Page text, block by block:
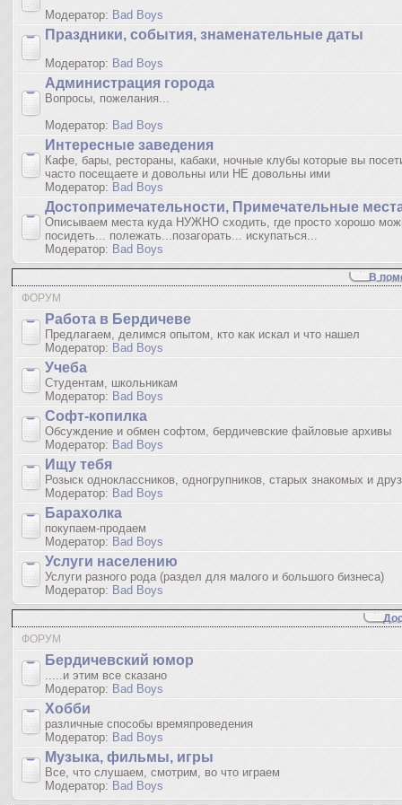
Модератор: Bad Boys
Праздники, события, знаменательные даты
Модератор: Bad Boys
Администрация города
Вопросы, пожелания...
Модератор: Bad Boys
Интересные заведения
Кафе, бары, рестораны, кабаки, ночные клубы которые вы
часто посещаете и довольны или НЕ довольны ими
Модератор: Bad Boys
Достопримечательности, Примечательные
Описываем места куда НУЖНО сходить, где просто хорошо
посидеть... полежать...позагорать... искупаться...
Модератор: Bad Boys
В
ФОРУМ
Работа в Бердичеве
Предлагаем, делимся опытом, кто как искал и что нашел
Модератор: Bad Boys
Учеба
Студентам, школьникам
Модератор: Bad Boys
Софт-копилка
Обсуждение и обмен софтом, бердичевские файловые архивы
Модератор: Bad Boys
Ищу тебя
Розыск одноклассников, одногрупников, старых знакомых и
Модератор: Bad Boys
Барахолка
покупаем-продаем
Модератор: Bad Boys
Услуги населению
Услуги разного рода (раздел для малого и большого бизнеса)
Модератор: Bad Boys
ФОРУМ
Бердичевский юмop
.....и этим все сказано
Модератор: Bad Boys
Хобби
различные способы времяпроведения
Модератор: Bad Boys
Музыка, фильмы, игры
Все, что слушаем, смотрим, во что играем
Модератор: Bad Boys